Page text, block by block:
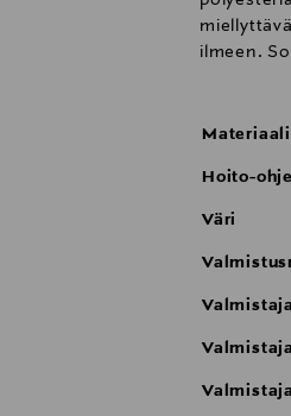
ilmeen.
Materiaali
Hoito-
Väri
Valmistaja